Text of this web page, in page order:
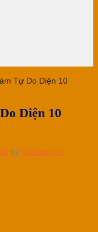
Tự Do Diện 10
Diện 10
by Vietschoice